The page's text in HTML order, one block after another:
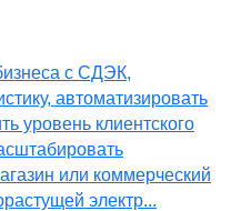
с СДЭК,
автоматизировать
уровень клиентского
или коммерческий
электр...